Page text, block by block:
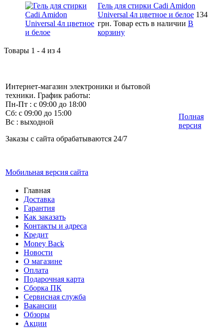
Гель для стирки Cadi Amidon
Universal 4л цветное и белое 134
грн. Товар есть в наличии В
корзину
Товары 1 - 4 из 4
Интернет-магазин электроники и бытовой
техники. График работы:
Пн-Пт : с 09:00 до 18:00
Сб: с 09:00 до 15:00
Вс : выходной
Заказы с сайта обрабатываются 24/7
Мобильная версия сайта
Полная
версия
Главная
Доставка
Гарантия
Как заказать
Контакты и адреса
Кредит
Money Back
Новости
О магазине
Оплата
Подарочная карта
Сборка ПК
Сервисная служба
Вакансии
Обзоры
Акции